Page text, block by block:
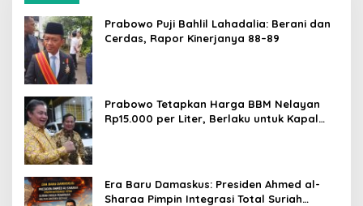
Prabowo Puji Bahlil Lahadalia: Berani dan
Cerdas, Rapor Kinerjanya 88–89
Prabowo Tetapkan Harga BBM Nelayan
Rp15.000 per Liter, Berlaku untuk Kapal
Era Baru Damaskus: Presiden Ahmed al-
Sharaa Pimpin Integrasi Total Suriah